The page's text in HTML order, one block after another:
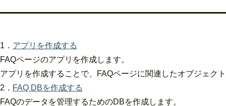
1． アプリを作成する
FAQページのアプリを作成します。
アプリを作成することで、FAQページに関連したオブジェク
2． FAQ DBを作成する
FAQのデータを管理するためのDBを作成します。